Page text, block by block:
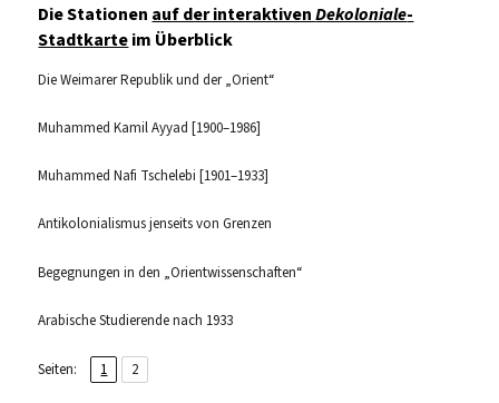
Die Stationen auf der interaktivenDekoloniale-
Stadtkarteim Überblick
Die Weimarer Republik und der „Orient“
Muhammed Kamil Ayyad [1900–1986]
Muhammed Nafi Tschelebi [1901–1933]
Antikolonialismus jenseits von Grenzen
Begegnungen in den „Orientwissenschaften“
Arabische Studierende nach 1933
Seiten: Seite
1 ,Seite
2